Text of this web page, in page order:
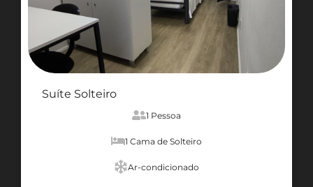
Suíte Solteiro
1 Pessoa
1 Cama de Solteiro
Ar-condicionado